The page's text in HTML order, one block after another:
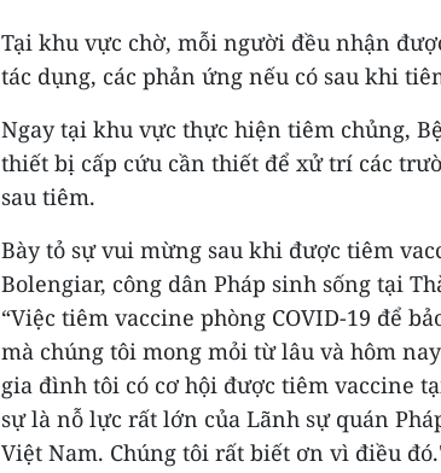
Tại khu vực chờ, mỗi người đều nhận
tác dụng, các phản ứng nếu có sau khi
Ngay tại khu vực thực hiện tiêm chủng,
thiết bị cấp cứu cần thiết để xử trí các
sau tiêm.
Bày tỏ sự vui mừng sau khi được tiêm
Bolengiar, công dân Pháp sinh sống tại
“Việc tiêm vaccine phòng COVID-19 để
mà chúng tôi mong mỏi từ lâu và hôm
gia đình tôi có cơ hội được tiêm vaccine
sự là nỗ lực rất lớn của Lãnh sự quán
Việt Nam. Chúng tôi rất biết ơn vì điều